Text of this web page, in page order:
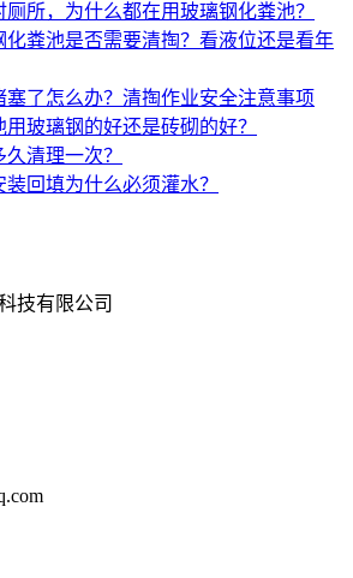
所，为什么都在用玻璃钢化粪池？
化粪池是否需要清掏？看液位还是看年
塞了怎么办？清掏作业安全注意事项
玻璃钢的好还是砖砌的好？
清理一次？
回填为什么必须灌水？
技有限公司